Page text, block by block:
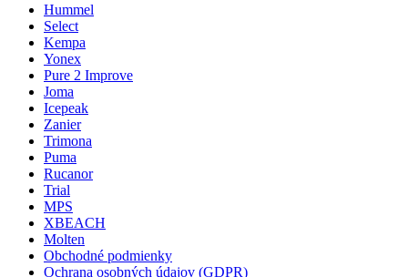
Hummel
Select
Kempa
Yonex
Pure 2 Improve
Joma
Icepeak
Zanier
Trimona
Puma
Rucanor
Trial
MPS
XBEACH
Molten
Obchodné podmienky
Ochrana osobných údajov (GDPR)